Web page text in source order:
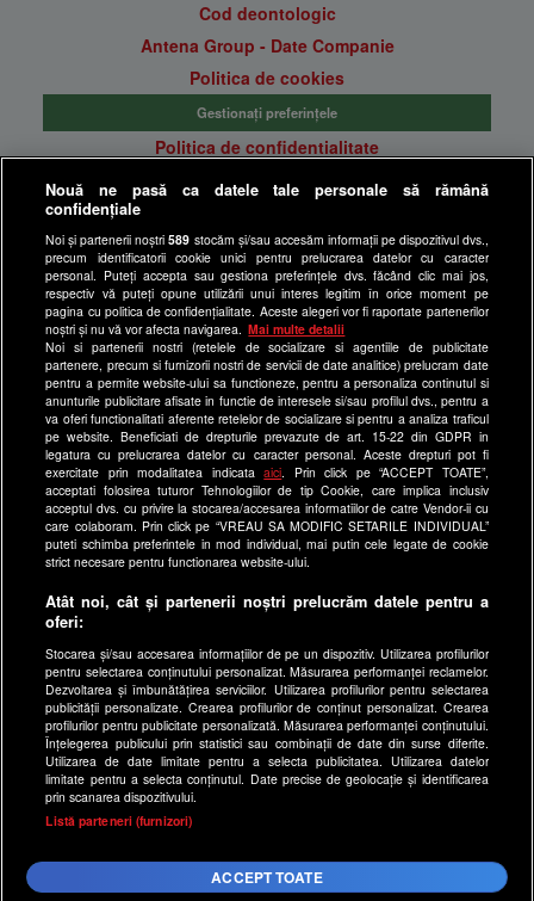
Cod deontologic
Antena Group - Date Companie
Politica de cookies
Gestionați preferințele
Politica de confidentialitate
Anunturi gratuite pe Lajumate.ro
Program Happy Channel
Echipa editorială
Site-uri Antena Group
a1.ro
antenastars.ro
as.ro
catine.ro
chefi.ro
deparinti.ro
medicool.ro
spynews.ro
useit.ro
retetefeldefel.ro
zutv.ro
Trends AntenaPLAY
AntenaPLAY
Acest site este creat si administrat de Digital Antena Group.
Nouă ne pasă ca datele tale personale să rămână
confidențiale
Noi și partenerii noștri589 stocăm și/sau accesăm informații pe dispozitivul dvs.,
precum identificatorii cookie unici pentru prelucrarea datelor cu caracter
personal. Puteți accepta sau gestiona preferințele dvs. făcând clic mai jos,
respectiv vă puteți opune utilizării unui interes legitim în orice moment pe
pagina cu politica de confidențialitate. Aceste alegeri vor fi raportate partenerilor
noștri și nu vă vor afecta navigarea.
Mai multe detalii
Noi si partenerii nostri (retelele de socializare si agentiile de publicitate
partenere, precum si furnizorii nostri de servicii de date analitice) prelucram date
pentru a permite website-ului sa functioneze, pentru a personaliza continutul si
anunturile publicitare afisate in functie de interesele si/sau profilul dvs., pentru a
va oferi functionalitati aferente retelelor de socializare si pentru a analiza traficul
pe website. Beneficiati de drepturile prevazute de art. 15-22 din GDPR in
legatura cu prelucrarea datelor cu caracter personal. Aceste drepturi pot fi
exercitate prin modalitatea indicataaici . Prin click pe “ACCEPT TOATE”,
acceptati folosirea tuturor Tehnologiilor de tip Cookie, care implica inclusiv
acceptul dvs. cu privire la stocarea/accesarea informatiilor de catre Vendor-ii cu
care colaboram. Prin click pe “VREAU SA MODIFIC SETARILE INDIVIDUAL”
puteti schimba preferintele in mod individual, mai putin cele legate de cookie
strict necesare pentru functionarea website-ului.
Atât noi, cât și partenerii noștri prelucrăm datele pentru a
oferi:
Stocarea și/sau accesarea informațiilor de pe un dispozitiv. Utilizarea profilurilor
pentru selectarea conținutului personalizat. Măsurarea performanței reclamelor.
Dezvoltarea și îmbunătățirea serviciilor. Utilizarea profilurilor pentru selectarea
publicității personalizate. Crearea profilurilor de conținut personalizat. Crearea
profilurilor pentru publicitate personalizată. Măsurarea performanței conținutului.
Înțelegerea publicului prin statistici sau combinații de date din surse diferite.
Utilizarea de date limitate pentru a selecta publicitatea. Utilizarea datelor
limitate pentru a selecta conținutul. Date precise de geolocație și identificarea
prin scanarea dispozitivului.
Listă parteneri (furnizori)
ACCEPT TOATE